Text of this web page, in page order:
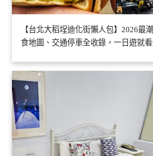
【台北大稻埕迪化街懶人包】2026最
食地圖、交通停車全收錄，一日遊就看